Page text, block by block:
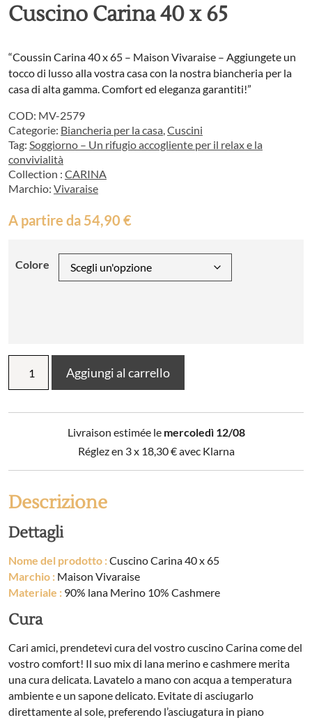
Cuscino Carina 40 x 65
“Coussin Carina 40 x 65 – Maison Vivaraise – Aggiungete un
tocco di lusso alla vostra casa con la nostra biancheria per la
casa di alta gamma. Comfort ed eleganza garantiti!”
COD: MV-2579
Categorie: Biancheria per la casa,Cuscini
Tag: Soggiorno – Un rifugio accogliente per il relax e la
convivialità
Collection : CARINA
Marchio: Vivaraise
A partire da 54,90 €
Colore
Carina
40
Aggiungi al carrello
Livraison estimée le mercoledì 12/08
Réglez en 3 x 18,30€avec Klarna
Descrizione
Dettagli
Nome del prodotto :Cuscino Carina 40 x 65
Marchio : Maison Vivaraise
Materiale : 90% lana Merino 10% Cashmere
Cura
Cari amici, prendetevi cura del vostro cuscino Carina come del
vostro comfort! Il suo mix di lana merino e cashmere merita
una cura delicata. Lavatelo a mano con acqua a temperatura
ambiente e un sapone delicato. Evitate di asciugarlo
direttamente al sole, preferendo l’asciugatura in piano